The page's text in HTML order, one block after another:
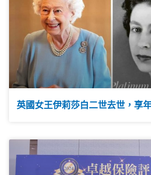
英國女王伊莉莎白二世去世，享